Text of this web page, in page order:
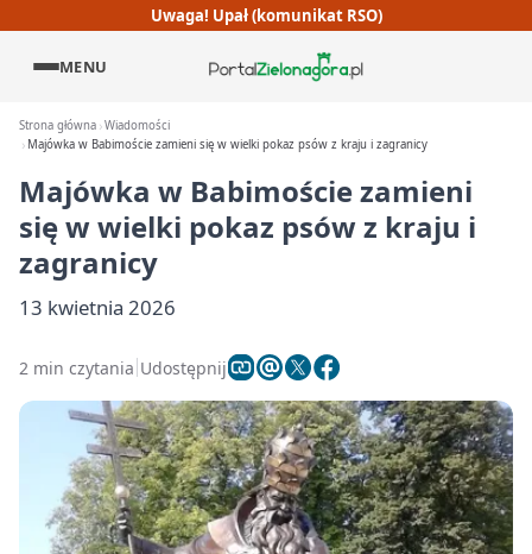
Uwaga! Upał (komunikat RSO)
MENU
Strona główna Wiadomości
Majówka w Babimoście zamieni się w wielki pokaz psów z kraju i zagranicy
Majówka w Babimoście zamieni
się w wielki pokaz psów z kraju i
zagranicy
13 kwietnia 2026
2 min czytania Udostępnij